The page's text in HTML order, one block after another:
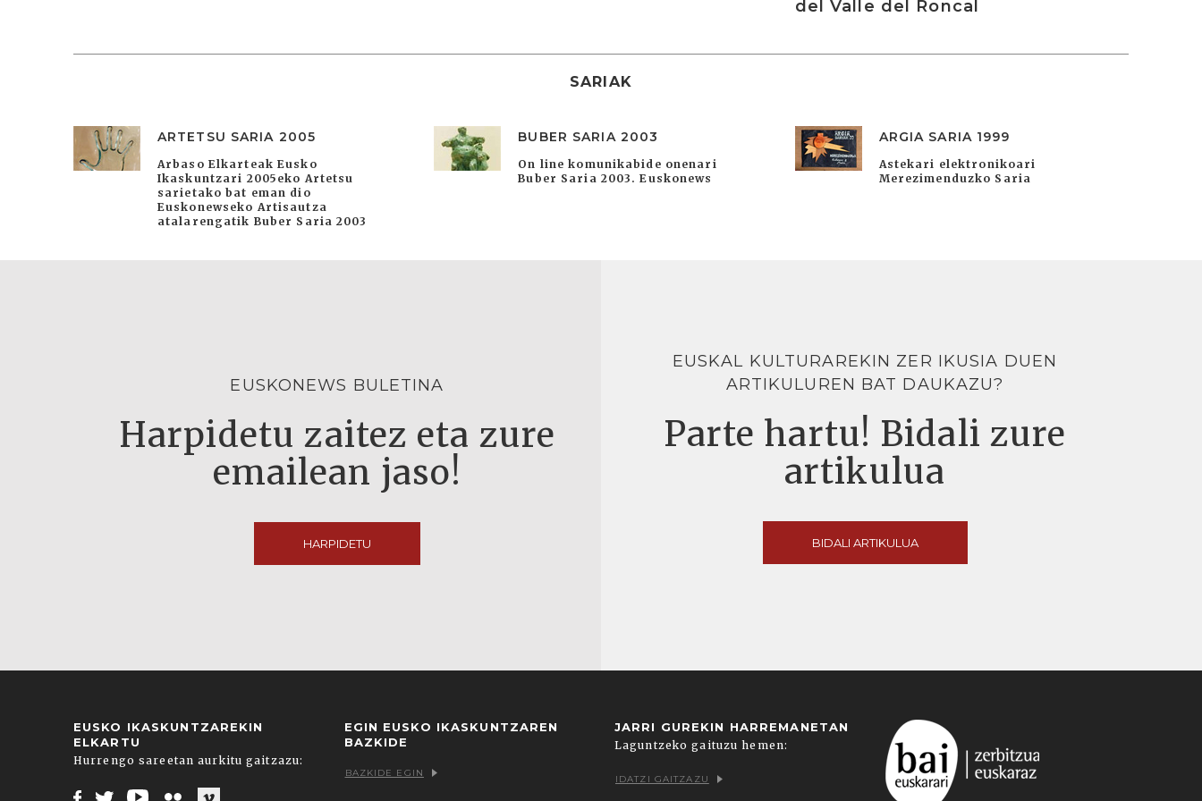
del Valle del Roncal
SARIAK
ARTETSU SARIA 2005
Arbaso Elkarteak Eusko
Ikaskuntzari 2005eko Artetsu
sarietako bat eman dio
Euskonewseko Artisautza
atalarengatik Buber Saria 2003
BUBER SARIA 2003
On line komunikabide onenari
Buber Saria 2003. Euskonews
ARGIA SARIA 1999
Astekari elektronikoari
Merezimenduzko Saria
EUSKONEWS BULETINA
Harpidetu zaitez eta zure
emailean jaso!
HARPIDETU
EUSKAL KULTURAREKIN ZER IKUSIA DUEN
ARTIKULUREN BAT DAUKAZU?
Parte hartu! Bidali zure
artikulua
BIDALI ARTIKULUA
EUSKO IKASKUNTZAREKIN
ELKARTU
Hurrengo sareetan aurkitu gaitzazu:
EGIN EUSKO IKASKUNTZAREN
BAZKIDE
BAZKIDE EGIN
JARRI GUREKIN HARREMANETAN
Laguntzeko gaituzu hemen:
IDATZI GAITZAZU